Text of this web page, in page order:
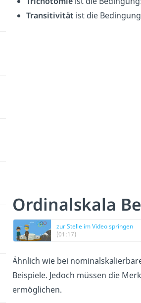
Transitivität ist die
Ordinalskala
zur Stelle im Video springen
(01:17)
Ähnlich wie bei
Beispiele. Jedoch müssen die
ermöglichen.